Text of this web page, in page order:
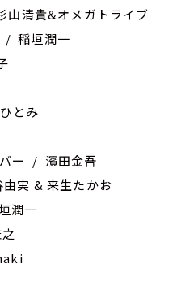
山清貴&オメガトライブ
/ 稲垣潤一
とみ
バー / 濱田金吾
実 & 来生たかお
潤一